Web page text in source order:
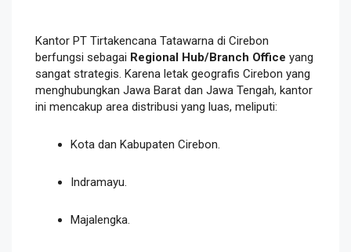
Kantor PT Tirtakencana Tatawarna di Cirebon
berfungsi sebagai Regional Hub/Branch Office yang
sangat strategis. Karena letak geografis Cirebon yang
menghubungkan Jawa Barat dan Jawa Tengah, kantor
ini mencakup area distribusi yang luas, meliputi:
Kota dan Kabupaten Cirebon.
Indramayu.
Majalengka.